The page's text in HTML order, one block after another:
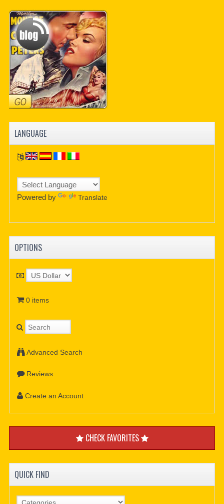
LANGUAGE
Powered by Translate
OPTIONS
0 items
Advanced Search
Reviews
Create an Account
CHECK FAVORITES
QUICK FIND